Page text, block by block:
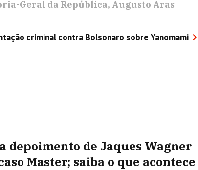
Geral da República Augusto Aras
criminal contra Bolsonaro sobre Yanomami
depoimento de Jaques Wagner
Master; saiba o que acontece